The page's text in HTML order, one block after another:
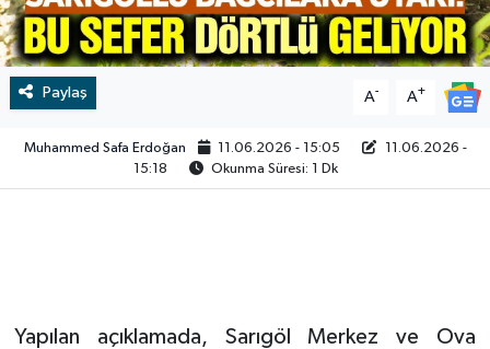
Paylaş A- A+
Muhammed Safa Erdoğan 11.06.2026 - 15:05
11.06.2026 -
15:18
Okunma Süresi: 1 Dk
Yapılan açıklamada, Sarıgöl Merkez ve Ova
Vefat
Video